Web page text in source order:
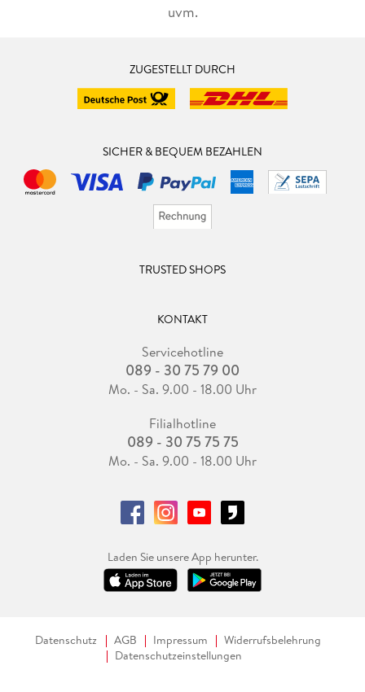
uvm.
ZUGESTELLT DURCH
SICHER & BEQUEM BEZAHLEN
TRUSTED SHOPS
KONTAKT
Servicehotline
089 - 30 75 79 00
Mo. - Sa. 9.00 - 18.00 Uhr
Filialhotline
089 - 30 75 75 75
Mo. - Sa. 9.00 - 18.00 Uhr
Laden Sie unsere App herunter.
Datenschutz AGB Impressum
Widerrufsbelehrung
Datenschutzeinstellungen